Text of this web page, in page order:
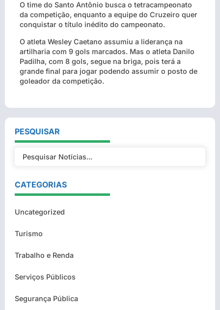
O time do Santo Antônio busca o tetracampeonato
da competição, enquanto a equipe do Cruzeiro quer
conquistar o título inédito do campeonato.
O atleta Wesley Caetano assumiu a liderança na
artilharia com 9 gols marcados. Mas o atleta Danilo
Padilha, com 8 gols, segue na briga, pois terá a
grande final para jogar podendo assumir o posto de
goleador da competição.
PESQUISAR
CATEGORIAS
Uncategorized
Turismo
Trabalho e Renda
Serviços Públicos
Segurança Pública